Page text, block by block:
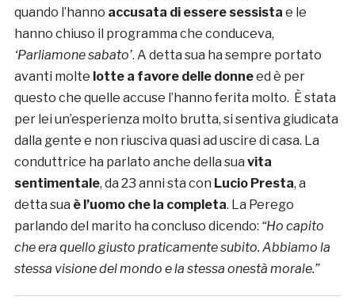
quando l’hanno accusata di essere sessista e le
hanno chiuso il programma che conduceva,
‘Parliamone sabato’. A detta sua ha sempre portato
avanti molte lotte a favore delle donneed è per
questo che quelle accuse l’hanno ferita molto. È stata
per lei un’esperienza molto brutta, si sentiva giudicata
dalla gente e non riusciva quasi ad uscire di casa. La
conduttrice ha parlato anche della sua vita
sentimentale, da 23 anni sta con Lucio Presta, a
detta sua è l’uomo che la completa. La Perego
parlando del marito ha concluso dicendo: “Ho capito
che era quello giusto praticamente subito. Abbiamo la
stessa visione del mondo e la stessa onestà morale.”